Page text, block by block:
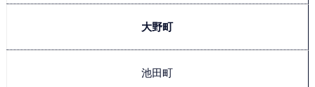
大野町
池田町